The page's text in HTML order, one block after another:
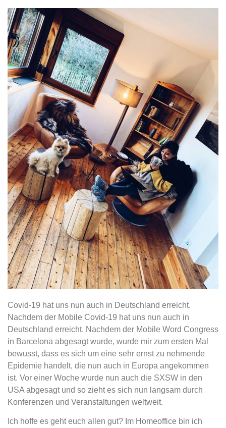
Covid-19 hat uns nun auch in Deutschland erreicht.
Nachdem der Mobile Covid-19 hat uns nun auch in
Deutschland erreicht. Nachdem der Mobile Word Congress
in Barcelona abgesagt wurde, wurde mir zum ersten Mal
bewusst, dass es sich um eine sehr ernst zu nehmende
Epidemie handelt, die nun auch in Europa angekommen
ist. Vor einer Woche wurde nun auch die SXSW in den
USA abgesagt und so zieht es sich nun langsam durch
Konferenzen und Veranstaltungen weltweit.
Ich hoffe es geht euch allen gut? Im Homeoffice bin ich